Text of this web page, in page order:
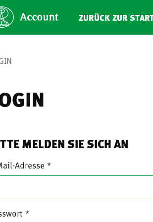
ZURÜCK ZUR
MELDEN SIE SICH AN
Adresse